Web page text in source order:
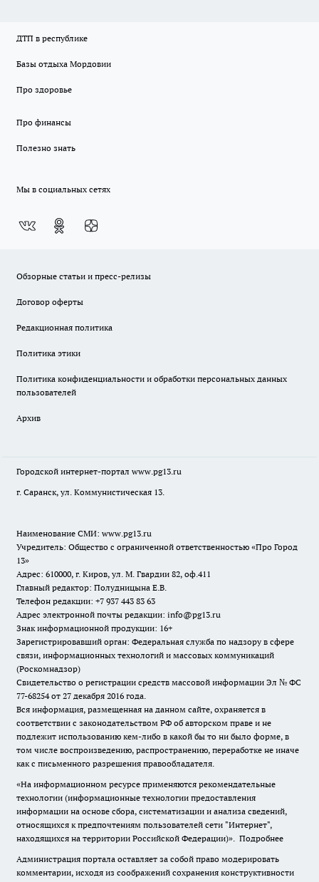
ДТП в республике
Базы отдыха Мордовии
Про здоровье
Про финансы
Полезно знать
Мы в социальных сетях
Обзорные статьи и пресс-релизы
Договор оферты
Редакционная политика
Политика этики
Политика конфиденциальности и обработки персональных данных
пользователей
Архив
Городской интернет-портал www.pg13.ru
г. Саранск, ул. Коммунистическая 13.
Наименование СМИ: www.pg13.ru
Учредитель: Общество с ограниченной ответственностью «Про Город
13»
Адрес: 610000, г. Киров, ул. М. Гвардии 82, оф.411
Главный редактор: Полудницына Е.В.
Телефон редакции: +7 937 443 83 63
Адрес электронной почты редакции: info@pg13.ru
Знак информационной продукции: 16+
Зарегистрировавший орган: Федеральная служба по надзору в сфере
связи, информационных технологий и массовых коммуникаций
(Роскомнадзор)
Свидетельство о регистрации средств массовой информации Эл № ФС
77-68254 от 27 декабря 2016 года.
Вся информация, размещенная на данном сайте, охраняется в
соответствии с законодательством РФ об авторском праве и не
подлежит использованию кем-либо в какой бы то ни было форме, в
том числе воспроизведению, распространению, переработке не иначе
как с письменного разрешения правообладателя.
«На информационном ресурсе применяются рекомендательные
технологии (информационные технологии предоставления
информации на основе сбора, систематизации и анализа сведений,
относящихся к предпочтениям пользователей сети "Интернет",
находящихся на территории Российской Федерации)». Подробнее
Администрация портала оставляет за собой право модерировать
комментарии, исходя из соображений сохранения конструктивности